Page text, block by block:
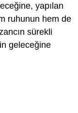
yapılan
ruhunun hem de
sürekli
geleceğine